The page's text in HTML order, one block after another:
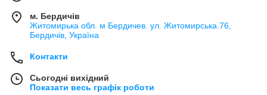
м. Бердичів
Житомирька обл. м Бердичев. ул. Житомирська.76,
Бердичів, Україна
Контакти
Сьогодні вихідний
Показати весь графік роботи